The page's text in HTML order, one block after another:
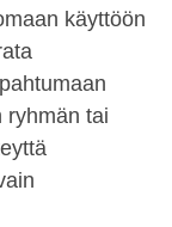
käyttöön
ryhmän tai